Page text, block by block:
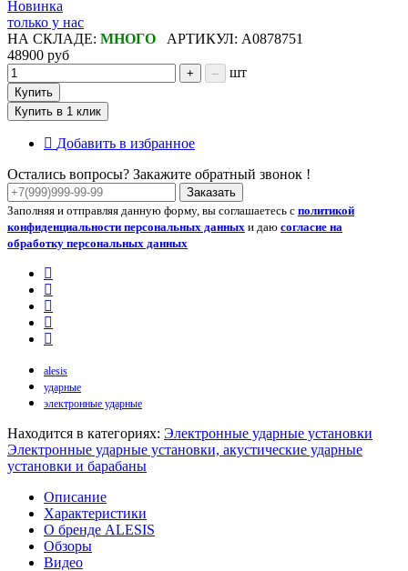
Новинка
только у нас
НА СКЛАДЕ: МНОГО АРТИКУЛ: A0878751
48900 руб
+ – шт
Купить
Купить в 1 клик
Добавить в избранное
Остались вопросы? Закажите обратный звонок !
Заказать
Заполняя и отправляя данную форму, вы соглашаетесь с политикой
конфиденциальности персональных данных и даю согласие на
обработку персональных данных
alesis
ударные
электронные ударные
Находится в категориях: Электронные ударные установки
Электронные ударные установки, акустические ударные
установки и барабаны
Описание
Характеристики
О бренде ALESIS
Обзоры
Видео